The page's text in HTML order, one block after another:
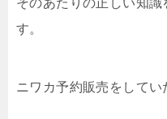
そのあたりの正しい知
す。
ニワカ予約販売をしてい